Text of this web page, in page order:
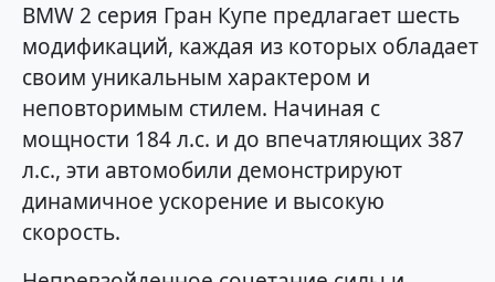
BMW 2 серия Гран Купе предлагает шесть
модификаций, каждая из которых обладает
своим уникальным характером и
неповторимым стилем. Начиная с
мощности 184 л.с. и до впечатляющих 387
л.с., эти автомобили демонстрируют
динамичное ускорение и высокую
скорость.